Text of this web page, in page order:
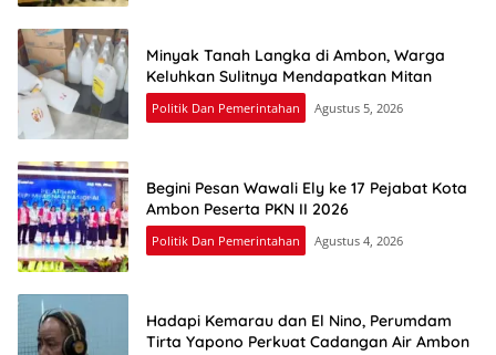
Minyak Tanah Langka di Ambon, Warga
Keluhkan Sulitnya Mendapatkan Mitan
Politik Dan Pemerintahan Agustus 5, 2026
Begini Pesan Wawali Ely ke 17 Pejabat Kota
Ambon Peserta PKN II 2026
Politik Dan Pemerintahan Agustus 4, 2026
Hadapi Kemarau dan El Nino, Perumdam
Tirta Yapono Perkuat Cadangan Air Ambon